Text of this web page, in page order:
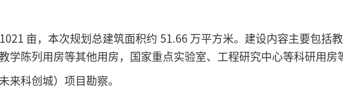
亩，本次规划总建筑面积约 51.66 万平方米。建设内容主要包括
学陈列用房等其他用房，国家重点实验室、工程研究中心等科研用房
来科创城）项目勘察。